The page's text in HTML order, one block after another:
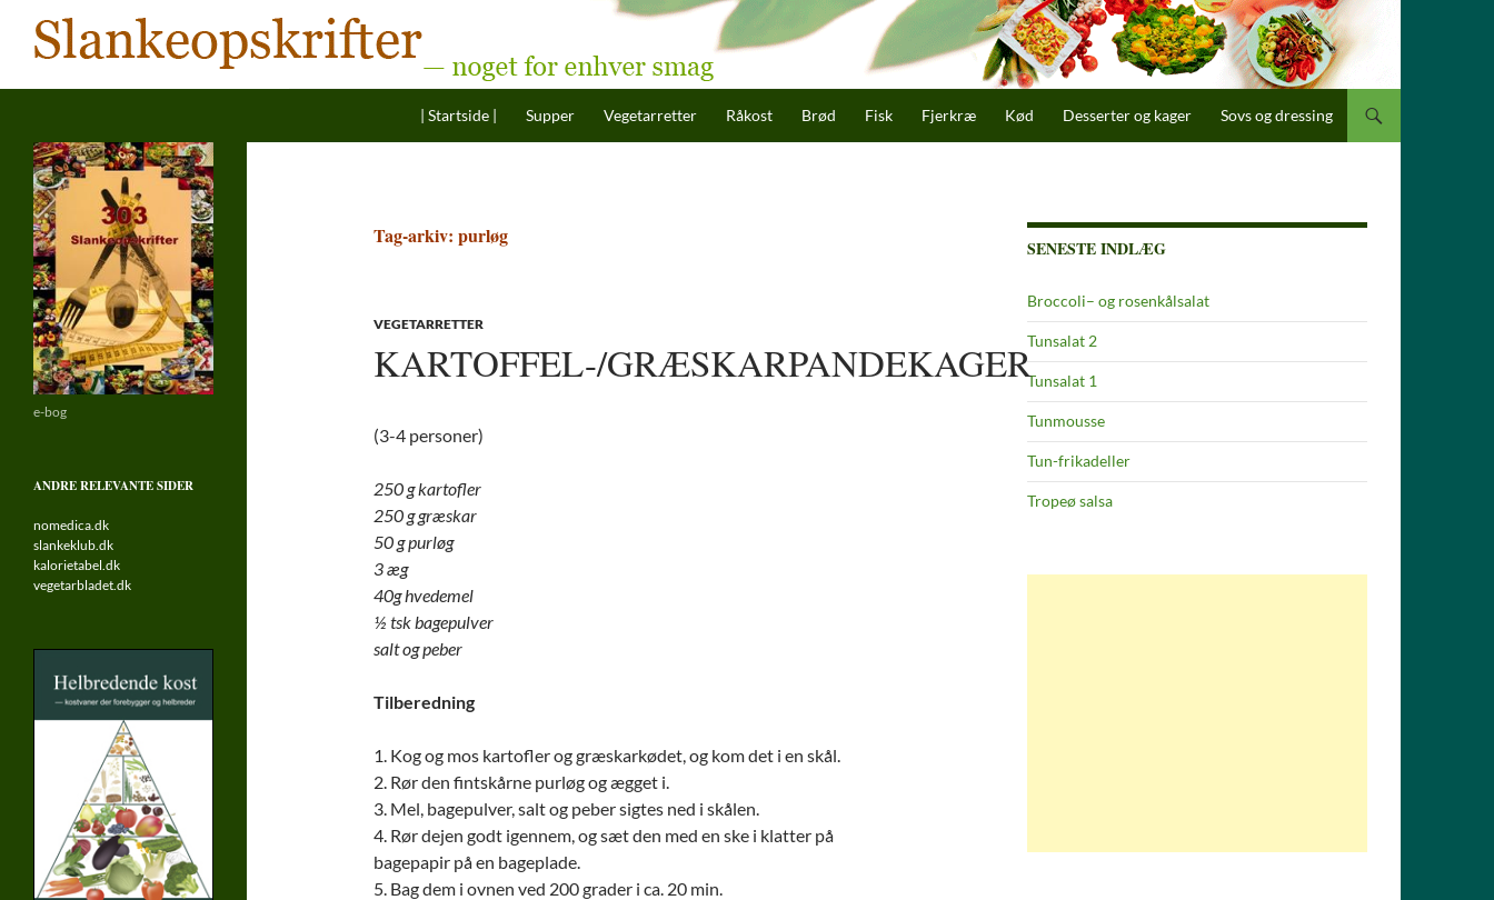
| Startside |
Supper Vegetarretter Råkost Brød Fisk Fjerkræ Kød Desserter og kager Sovs og dressing
Tag-arkiv: purløg
VEGETARRETTER
KARTOFFEL-/GRÆSKARPANDEKAGER
(3-4 personer)
250 g kartofler
250 g græskar
50 g purløg
3 æg
40g hvedemel
½ tsk bagepulver
salt og peber
Tilberedning
1. Kog og mos kartofler og græskarkødet, og kom det i en skål.
2. Rør den fintskårne purløg og ægget i.
3. Mel, bagepulver, salt og peber sigtes ned i skålen.
4. Rør dejen godt igennem, og sæt den med en ske i klatter på
bagepapir på en bageplade.
5. Bag dem i ovnen ved 200 grader i ca. 20 min.
SENESTE INDLÆG
Broccoli– og rosenkålsalat
Tunsalat 2
Tunsalat 1
Tunmousse
Tun-frikadeller
Tropeø salsa
— noget for enhver smag
e-bog
ANDRE RELEVANTE SIDER
nomedica.dk
slankeklub.dk
kalorietabel.dk
vegetarbladet.dk